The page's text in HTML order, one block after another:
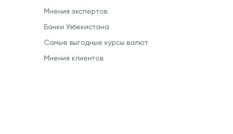
Мнения экспертов
Банки Узбекистана
Самые выгодные курсы валют
Мнения клиентов